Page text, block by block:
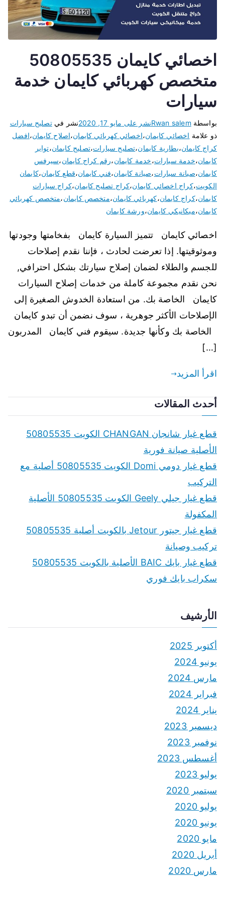
اخصائي كايمان 50805535
متخصص كهربائي كايمان خدمة
سيارات
بواسطة Rwan salemنشر على مايو 17, 2020 نشر فيتصليح سيارات
ذو علامة اخصائي كايمان،اخصائي كهربائي كايمان،اصلاح كايمان،افضل
كراج كايمان،بطارية كايمان،تصليح سيارات،تصليح كايمان،تواير
كايمان،خدمة سيارات،خدمة كايمان،رقم كراج كايمان،سيرفس
كايمان،صيانة سيارات،صيانة كايمان،فني كايمان،قطع كايمان،كايمان
الكويت،كراج اخصائي كايمان،كراج تصليح كايمان،كراج سيارات
كايمان،كراج كايمان،كهربائي كايمان،متخصص كايمان،متخصص كهربائي
كايمان،ميكانيكي كايمان،ورشة كايمان
اخصائي كايمان تتميز السيارة كايمان بفخامتها وجودتها
وموثوقيتها. إذا تعرضت لحادث ، فإننا نقدم إصلاحات
للجسم والطلاء لضمان إصلاح سيارتك بشكل احترافي,
نحن نقدم مجموعة كاملة من خدمات إصلاح السيارات
كايمان الخاصة بك. من استعادة الخدوش الصغيرة إلى
الإصلاحات الأكثر جوهرية ، سوف نضمن أن تبدو كايمان
الخاصة بك وكأنها جديدة. سيقوم فني كايمان المدربون
[…]
اقرأ المزيد
أحدث المقالات
قطع غيار شانجان CHANGAN الكويت 50805535
الأصلية صيانة فورية
قطع غيار دومي Domi الكويت 50805535 أصلية مع
التركيب
قطع غيار جيلي Geely الكويت 50805535 الأصلية
المكفولة
قطع غيار جيتور Jetour بالكويت أصلية 50805535
تركيب وصيانة
قطع غيار بايك BAIC الأصلية بالكويت 50805535
سكراب بايك فوري
الأرشيف
أكتوبر 2025
يونيو 2024
مارس 2024
فبراير 2024
يناير 2024
ديسمبر 2023
نوفمبر 2023
أغسطس 2023
يوليو 2023
سبتمبر 2020
يوليو 2020
يونيو 2020
مايو 2020
أبريل 2020
مارس 2020